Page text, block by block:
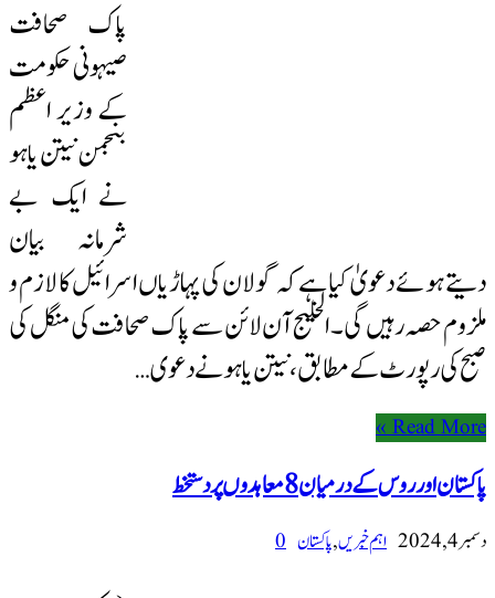
پاک صحافت
صیہونی حکومت
کے وزیر اعظم
بنجمن نیتن یاہو
نے ایک بے
شرمانہ بیان
دیتے ہوئے دعویٰ کیا ہے کہ گولان کی پہاڑیاں اسرائیل کا لازم و
ملزوم حصہ رہیں گی۔ الخلیج آن لائن سے پاک صحافت کی منگل کی
صبح کی رپورٹ کے مطابق، نیتن یاہو نے دعوی …
Read More »
پاکستان اور روس کے درمیان 8 معاہدوں پر دستخط
دسمبر 4, 2024 اہم خبریں,پاکستان 0